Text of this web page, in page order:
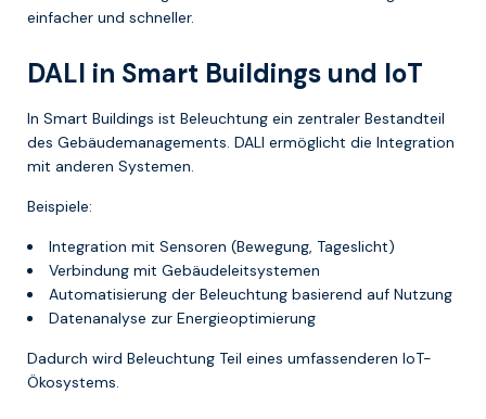
einfacher und schneller.
DALI in Smart Buildings und IoT
In Smart Buildings ist Beleuchtung ein zentraler Bestandteil
des Gebäudemanagements. DALI ermöglicht die Integration
mit anderen Systemen.
Beispiele:
Integration mit Sensoren (Bewegung, Tageslicht)
Verbindung mit Gebäudeleitsystemen
Automatisierung der Beleuchtung basierend auf Nutzung
Datenanalyse zur Energieoptimierung
Dadurch wird Beleuchtung Teil eines umfassenderen IoT-
Ökosystems.